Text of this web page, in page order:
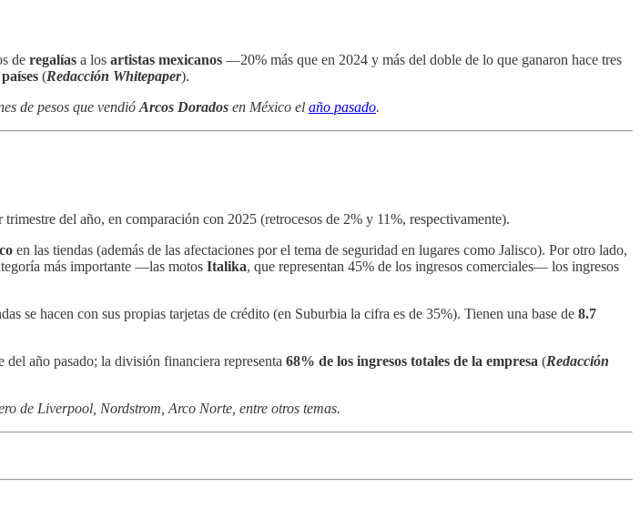
de regalías a los artistas mexicanos —20% más que en 2024 y más del doble de lo que ganaron hace tres
(Redacción Whitepaper).
de pesos que vendió Arcos Dorados en México el año pasado.
trimestre del año, en comparación con 2025 (retrocesos de 2% y 11%, respectivamente).
en las tiendas (además de las afectaciones por el tema de seguridad en lugares como Jalisco). Por otro lado,
más importante —las motos Italika, que representan 45% de los ingresos comerciales— los ingresos
se hacen con sus propias tarjetas de crédito (en Suburbia la cifra es de 35%). Tienen una base de 8.7
año pasado; la división financiera representa 68% de los ingresos totales de la empresa (Redacción
de Liverpool, Nordstrom, Arco Norte, entre otros temas.